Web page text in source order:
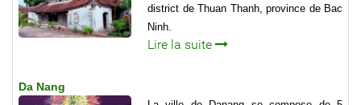
district de Thuan Thanh, province de Bac
Ninh.
Lire la suite
Da Nang